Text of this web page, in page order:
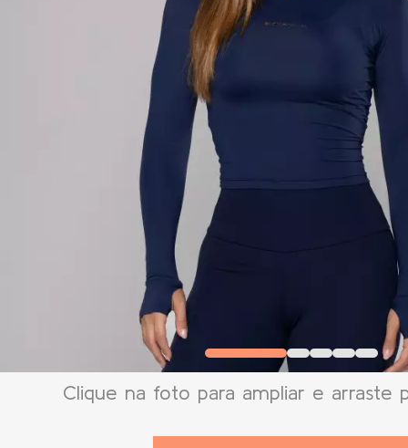
Clique na foto para ampliar e arraste